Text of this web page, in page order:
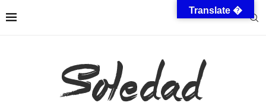
Translate �